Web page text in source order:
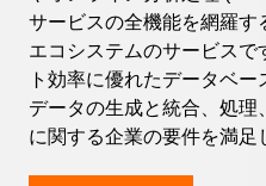
サービスの全機能を網羅す
エコシステムのサービスで
ト効率に優れたデータベー
データの生成と統合、処
に関する企業の要件を満足